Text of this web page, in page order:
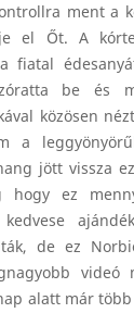
ment a
el Őt. A
fiatal
be és
közösen
a
jött vissza
hogy ez
de ez
videó
alatt már